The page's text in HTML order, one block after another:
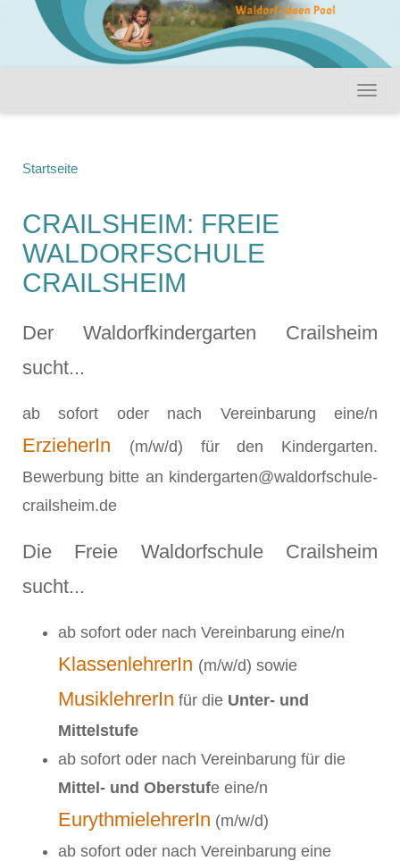
Startseite
CRAILSHEIM: FREIE
WALDORFSCHULE
CRAILSHEIM
Der Waldorfkindergarten Crailsheim
sucht...
ab sofort oder nach Vereinbarung eine/n
ErzieherIn
(m/w/d) für den Kindergarten.
Bewerbung bitte an kindergarten@waldorfschule-
crailsheim.de
Die Freie Waldorfschule Crailsheim
sucht...
ab sofort oder nach Vereinbarung eine/n
KlassenlehrerIn (m/w/d) sowie
MusiklehrerIn für die Unter- und
Mittelstufe
ab sofort oder nach Vereinbarung für die
Mittel- und Oberstufe eine/n
EurythmielehrerIn (m/w/d)
ab sofort oder nach Vereinbarung eine